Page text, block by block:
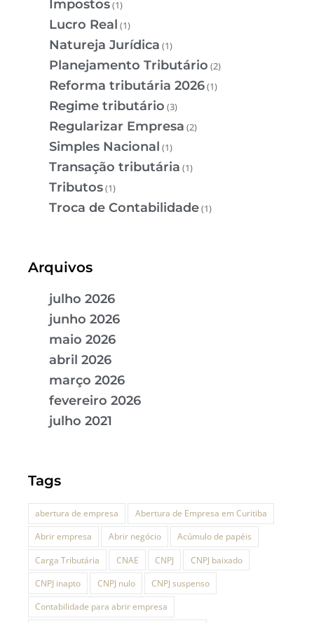
Impostos(1)
Lucro Real (1)
Natureja Jurídica (1)
Planejamento Tributário (2)
Reforma tributária 2026(1)
Regime tributário (3)
Regularizar Empresa (2)
Simples Nacional (1)
Transação tributária (1)
Tributos(1)
Troca de Contabilidade(1)
Arquivos
julho 2026
junho 2026
maio 2026
abril 2026
março 2026
fevereiro 2026
julho 2021
Tags
abertura de empresa
Abertura de Empresa em Curitiba
Abrir empresa
Abrir negócio
Acúmulo de papéis
Carga Tributária
CNAE CNPJ
CNPJ baixado
CNPJ inapto
CNPJ nulo
CNPJ suspenso
Contabilidade para abrir empresa